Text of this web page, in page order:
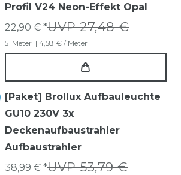
Profil V24 Neon-Effekt Opal
UVP 27,48 €
22,90 € *
5 Meter | 4,58 € / Meter
[Paket] Brollux Aufbauleuchte
GU10 230V 3x
Deckenaufbaustrahler
Aufbaustrahler
UVP 53,79 €
38,99 € *